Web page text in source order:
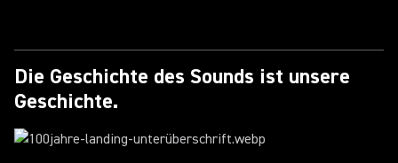
Die Geschichte des Sounds ist unsere
Geschichte.